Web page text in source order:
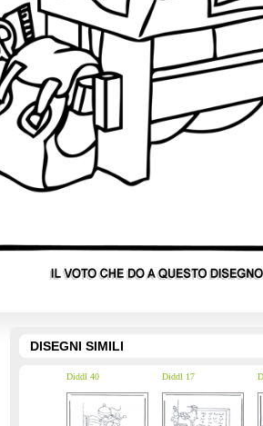
DISEGNI SIMILI
Diddl 40 Diddl 17